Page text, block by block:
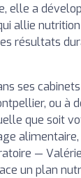
elle a
allie
résultats
ses
ou à
que soit
—
un plan